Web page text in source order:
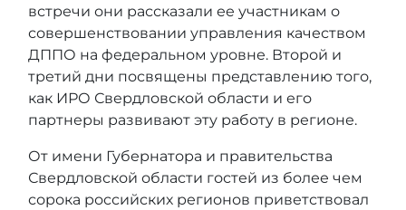
встречи они рассказали ее участникам о
совершенствовании управления качеством
ДППО на федеральном уровне. Второй и
третий дни посвящены представлению того,
как ИРО Свердловской области и его
партнеры развивают эту работу в регионе.
От имени Губернатора и правительства
Свердловской области гостей из более чем
сорока российских регионов приветствовал